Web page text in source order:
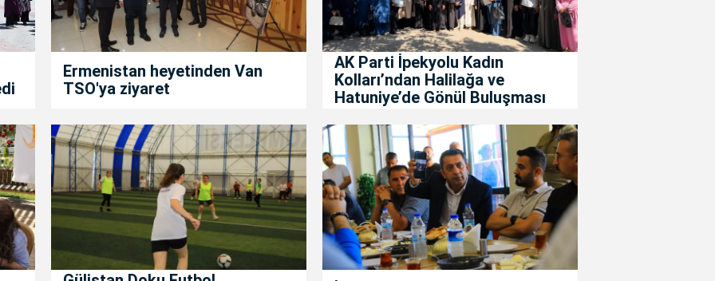
Ermenistan heyetinden Van
TSO'ya ziyaret
AK Parti İpekyolu Kadın
Kolları’ndan Halilağa ve
Hatuniye’de Gönül Buluşması